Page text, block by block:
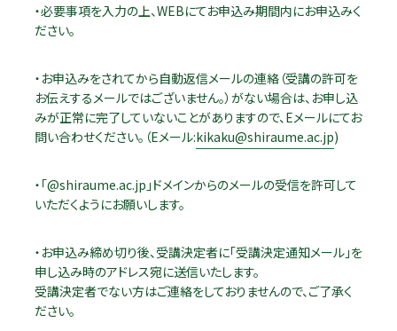
・必要事項を入力の上、WEBにてお申込み期間内にお申込みく
ださい。
・お申込みをされてから自動返信メールの連絡（受講の許可を
お伝えするメールではございません。）がない場合は、お申し込
みが正常に完了していないことがありますので、Eメールにてお
問い合わせください。（Eメール:kikaku@shiraume.ac.jp)
・「@shiraume.ac.jp」ドメインからのメールの受信を許可して
いただくようにお願いします。
・お申込み締め切り後、受講決定者に「受講決定通知メール」を
申し込み時のアドレス宛に送信いたします。
受講決定者でない方はご連絡をしておりませんので、ご了承く
ださい。